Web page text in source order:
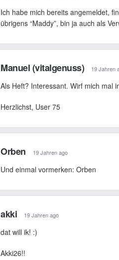
Ich habe mich bereits angemeldet,
übrigens “Maddy”, bin ja auch als
Manuel (vitalgenuss) 19 Jahren
Als Heft? Interessant. Wirf mich mal
Herzlichst, User 75
Orben 19 Jahren ago
Und einmal vormerken: Orben
akki 19 Jahren ago
dat will ik! :)
Akki26!!